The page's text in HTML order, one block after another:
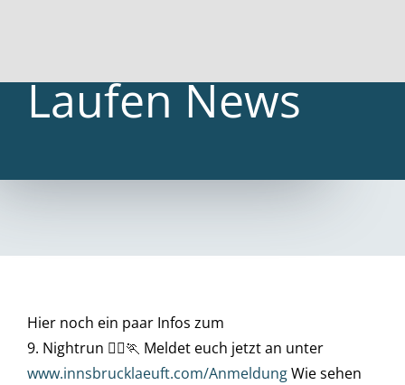
Laufen News
Hier noch ein paar Infos zum
9. Nightrun 🏃‍♀️🏃 Meldet euch jetzt an unter
www.innsbrucklaeuft.com/AnmeldungWie sehen